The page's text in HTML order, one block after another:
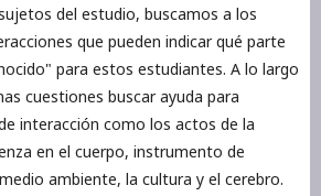
del estudio, buscamos a los
que pueden indicar qué parte
para estos estudiantes. A lo largo
cuestiones buscar ayuda para
interacción como los actos de la
en el cuerpo, instrumento de
ambiente, la cultura y el cerebro.